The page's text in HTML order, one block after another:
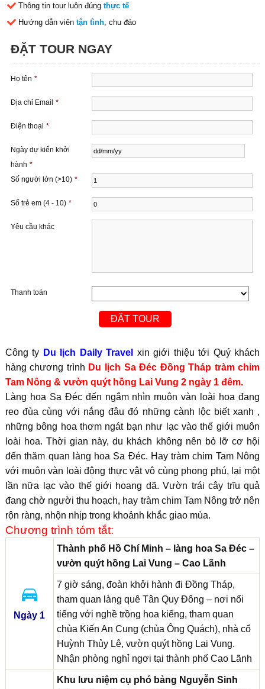
Thông tin tour luôn đúng thực tế
Hướng dẫn viên tận tình, chu đáo
ĐẶT TOUR NGAY
Họ tên *
Địa chỉ Email *
Điện thoại *
Ngày dự kiến ​​khởi
hành *
Số người lớn (>10) *
Số trẻ em (4 - 10) *
Yêu cầu khác
Thanh toán
Công ty Du lịch Daily Travel
xin giới thiệu tới Quý khách
hàng chương trình Du lịch Sa Đéc Đồng Tháp tràm chim
Tam Nông & vườn quýt hồng Lai Vung 2 ngày 1 đêm.
Làng hoa Sa Đéc đến ngắm nhìn muôn vàn loài hoa đang
reo đùa cùng với nắng đâu đó những cành lộc biết xanh ,
những bông hoa thơm ngát bạn như lạc vào thế giới muôn
loài hoa. Thời gian này, du khách không nên bỏ lỡ cơ hội
đến thăm quan làng hoa Sa Đéc. Hay tràm chim Tam Nông
với muôn vàn loài động thực vật vô cùng phong phú, lại một
lần nữa lạc vào thế giới hoang dã. Vườn trái cây trĩu quả
đang chờ người thu hoạch, hay tràm chim Tam Nông trở nên
rộn ràng, nhộn nhịp trong khoảnh khắc giao mùa.
Chương trình tóm tắt:
Ngày 1
Thành phố Hồ Chí Minh – làng hoa Sa Đéc –
vườn quýt hồng Lai Vung – Cao Lãnh
7 giờ sáng, đoàn khởi hành đi Đồng Tháp,
tham quan làng quê Tân Quy Đông – nơi nổi
tiếng với nghề trồng hoa kiểng, tham quan
chùa Kiến An Cung (chùa Ông Quách), nhà cổ
Huỳnh Thủy Lê, vườn quýt hồng Lai Vung.
Nhận phòng nghỉ ngơi tại thành phố Cao Lãnh
Khu lưu niệm cụ phó bảng Nguyễn Sinh